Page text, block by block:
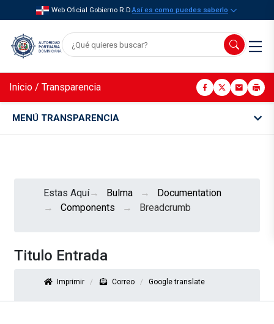
Web Oficial Gobierno R.D.Así es como puedes saberlo
Inicio / Transparencia
MENÚ TRANSPARENCIA
Estas Aquí Bulma
Documentation
Components
Breadcrumb
Titulo Entrada
Imprimir Correo Google translate